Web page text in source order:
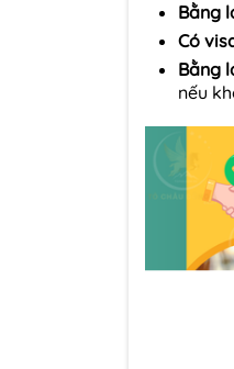
Bằng
Có
Bằng
nếu